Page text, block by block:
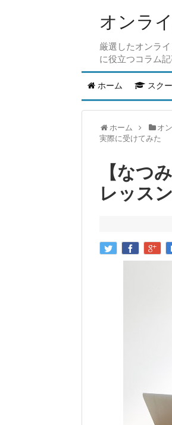
オンラ
厳選したオンラ
に役立つコラム記
ホーム スク
ホーム オ
実際に受けてみた
【なつ
レッス